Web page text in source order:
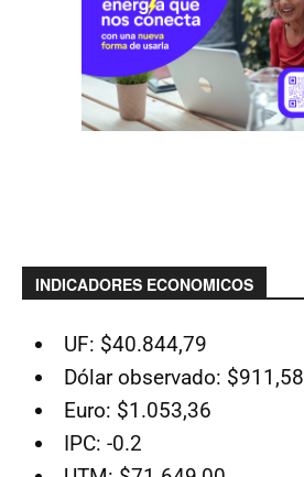
INDICADORES ECONOMICOS
UF: $40.844,79
Dólar observado: $911,58
Euro: $1.053,36
IPC: -0.2